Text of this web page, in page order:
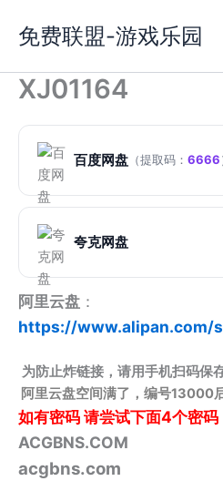
容
免费联盟-游戏乐园
XJ01164
百度网盘 （提取码： 6666
夸克网盘
阿里云盘 ：
https://www.alipan.com/
为防止炸链接，请用手机扫码保
阿里云盘空间满了，编号13000
如有密码请尝试下面4个密码
ACGBNS.COM
acgbns.com